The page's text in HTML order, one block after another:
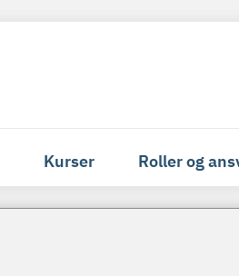
Kurser Roller og